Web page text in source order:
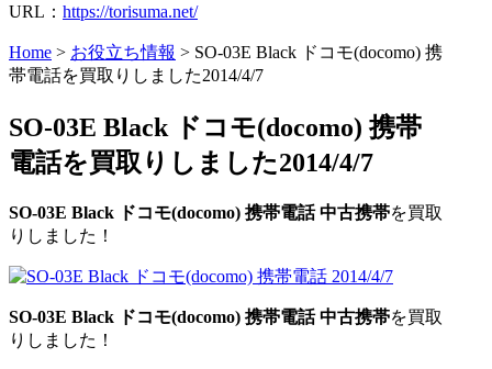
URL： https://torisuma.net/
Home > お役立ち情報 > SO-03E Black ドコモ(docomo) 携
帯電話を買取りしました2014/4/7
SO-03E Black ドコモ(docomo) 携帯
電話を買取りしました2014/4/7
SO-03E Black ドコモ(docomo) 携帯電話中古携帯を買取
りしました！
SO-03E Black ドコモ(docomo) 携帯電話中古携帯を買取
りしました！